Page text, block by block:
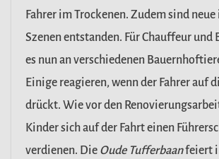
Fahrer im Trockenen. Zudem sind
Szenen entstanden. Für Chauffeur und
es nun an verschiedenen
Einige reagieren, wenn der Fahrer auf
drückt. Wie vor den
Kinder sich auf der Fahrt einen
verdienen. Die Oude Tufferbaanfeiert